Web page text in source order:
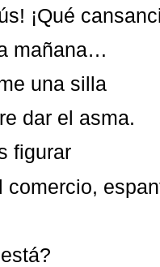
¡Qué
mañana…
una silla
dar el asma.
figurar
comercio,